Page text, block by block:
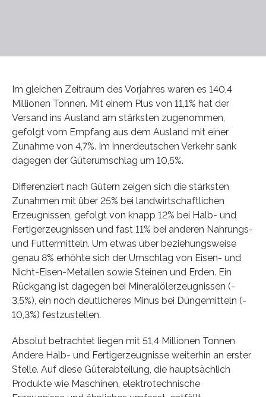
Im gleichen Zeitraum des Vorjahres waren es 140,4
Millionen Tonnen. Mit einem Plus von 11,1% hat der
Versand ins Ausland am stärksten zugenommen,
gefolgt vom Empfang aus dem Ausland mit einer
Zunahme von 4,7%. Im innerdeutschen Verkehr sank
dagegen der Güterumschlag um 10,5%.
Differenziert nach Gütern zeigen sich die stärksten
Zunahmen mit über 25% bei landwirtschaftlichen
Erzeugnissen, gefolgt von knapp 12% bei Halb- und
Fertigerzeugnissen und fast 11% bei anderen Nahrungs-
und Futtermitteln. Um etwas über beziehungsweise
genau 8% erhöhte sich der Umschlag von Eisen- und
Nicht-Eisen-Metallen sowie Steinen und Erden. Ein
Rückgang ist dagegen bei Mineralölerzeugnissen (-
3,5%), ein noch deutlicheres Minus bei Düngemitteln (-
10,3%) festzustellen.
Absolut betrachtet liegen mit 51,4 Millionen Tonnen
Andere Halb- und Fertigerzeugnisse weiterhin an erster
Stelle. Auf diese Güterabteilung, die hauptsächlich
Produkte wie Maschinen, elektrotechnische